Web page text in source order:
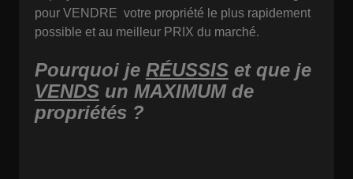
pour VENDRE votre propriété le plus rapidement
possible et au meilleur PRIX du marché.
Pourquoi je RÉUSSISet que je
VENDSun MAXIMUM de
propriétés ?